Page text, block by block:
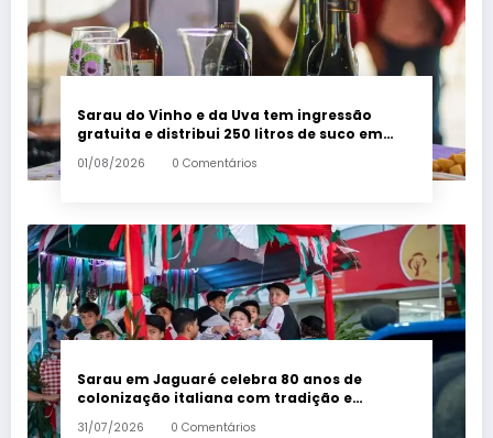
Sarau do Vinho e da Uva tem ingressão
gratuita e distribui 250 litros de suco em
Santa Teresa – Em Dia ES
01/08/2026 0 Comentários
Sarau em Jaguaré celebra 80 anos de
colonização italiana com tradição e
trambolhão da polenta – Em Dia ES
31/07/2026 0 Comentários